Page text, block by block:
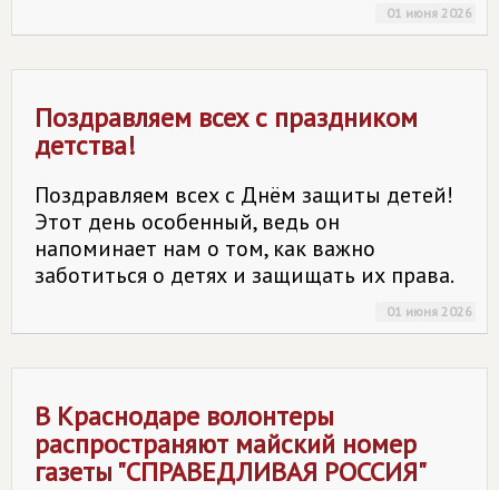
01 июня 2026
Поздравляем всех с праздником
детства!
Поздравляем всех с Днём защиты детей!
Этот день особенный, ведь он
напоминает нам о том, как важно
заботиться о детях и защищать их права.
01 июня 2026
В Краснодаре волонтеры
распространяют майский номер
газеты "СПРАВЕДЛИВАЯ РОССИЯ"